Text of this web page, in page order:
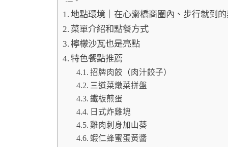
地點環境｜在心齋橋商圈內、步行就到
菜單介紹和點餐方式
檸檬沙瓦也是亮點
特色餐點推薦
招牌肉餃（肉汁餃子）
三道菜燉菜拼盤
鐵板煎蛋
日式炸雞塊
雞肉刺身加山葵
蝦仁蜂蜜蛋黃醬